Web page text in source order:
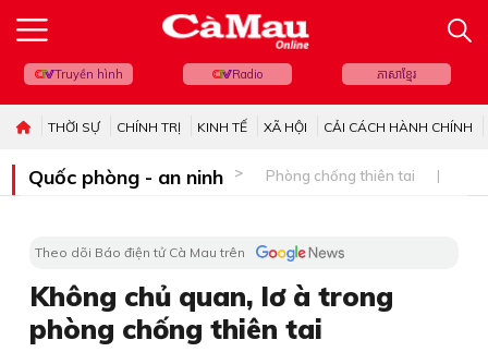
Truyền hình Radio ភាសាខ្មែរ
THỜI SỰ CHÍNH TRỊ KINH TẾ XÃ HỘI CẢI CÁCH HÀNH CHÍNH
Quốc phòng - an ninh Phòng chống thiên tai
Theo dõi Báo điện tử Cà Mau trên
Không chủ quan, lơ à trong
phòng chống thiên tai